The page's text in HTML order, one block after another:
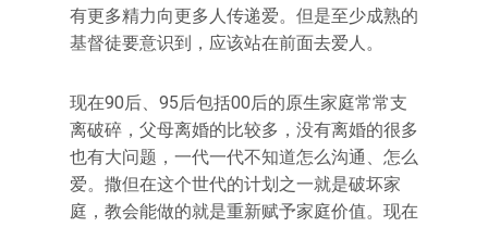
有更多精力向更多人传递爱。但是至少成熟的
基督徒要意识到，应该站在前面去爱人。
现在90后、95后包括00后的原生家庭常常支
离破碎，父母离婚的比较多，没有离婚的很多
也有大问题，一代一代不知道怎么沟通、怎么
爱。撒但在这个世代的计划之一就是破坏家
庭，教会能做的就是重新赋予家庭价值。现在